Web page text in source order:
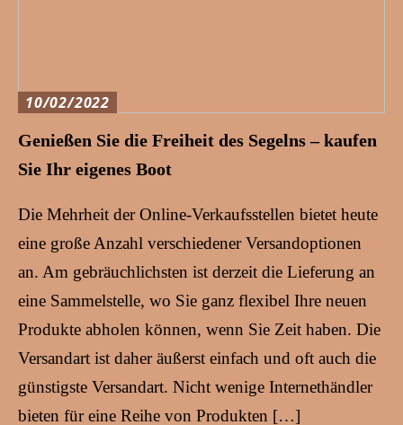
10/02/2022
Genießen Sie die Freiheit des Segelns – kaufen
Sie Ihr eigenes Boot
Die Mehrheit der Online-Verkaufsstellen bietet heute
eine große Anzahl verschiedener Versandoptionen
an. Am gebräuchlichsten ist derzeit die Lieferung an
eine Sammelstelle, wo Sie ganz flexibel Ihre neuen
Produkte abholen können, wenn Sie Zeit haben. Die
Versandart ist daher äußerst einfach und oft auch die
günstigste Versandart. Nicht wenige Internethändler
bieten für eine Reihe von Produkten […]